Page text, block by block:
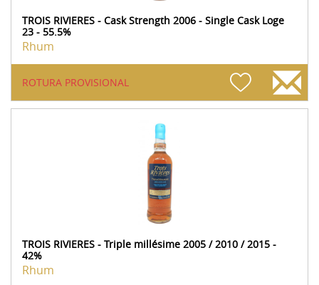
TROIS RIVIERES - Cask Strength 2006 - Single Cask Loge
23 - 55.5%
Rhum
ROTURA PROVISIONAL
TROIS RIVIERES - Triple millésime 2005 / 2010 / 2015 -
42%
Rhum